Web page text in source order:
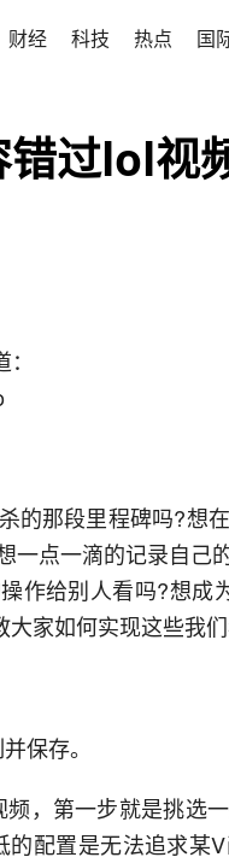
财经 科技 热点 国
过lol视
的那段里程碑吗?想
一点一滴的记录自己
作给别人看吗?想成
家如何实现这些我
保存。
，第一步就是挑选
配置是无法追求某